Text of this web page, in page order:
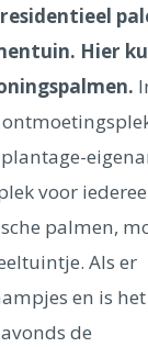
Dubai
Milaan
Florence
Budapest
Hier
voor
palmen,
Als er
en is
de